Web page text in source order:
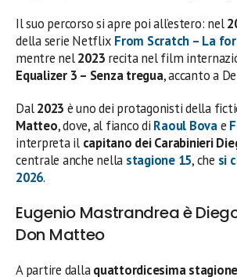
Il suo percorso si apre poi all’estero: nel
della serie Netflix From Scratch – La
mentre nel2023 recita nel film
Equalizer 3 – Senza tregua, accanto a
Dal2023 è uno dei protagonisti della
Matteo, dove, al fianco di Raoul Bovae
interpreta il capitano dei Carabinieri
centrale anche nella stagione 15, che si
2026.
Eugenio Mastrandrea è
Don Matteo
A partire dallaquattordicesima